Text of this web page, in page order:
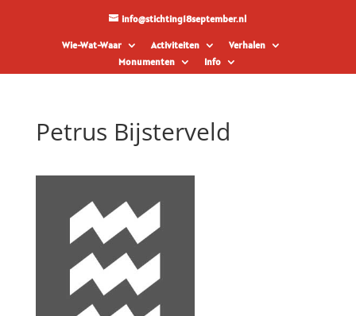
info@stichting18september.nl
Wie-Wat-Waar Activiteiten
Verhalen
Monumenten
Info
Petrus Bijsterveld